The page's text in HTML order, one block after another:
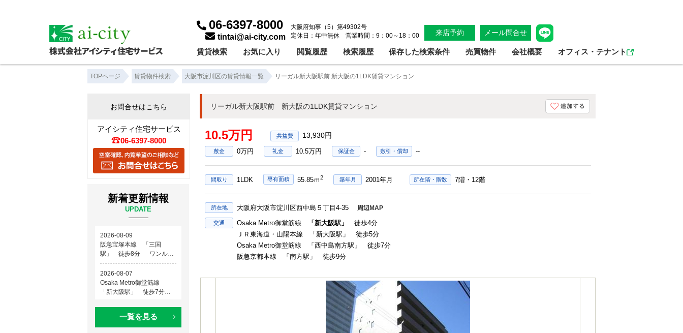
06-6397-8000
tintai@ai-city.com
大阪府知事（5）第49302号
定休日：年中無休 営業時間：9：00～18：00
来店予約 メール問合せ
賃貸検索 お気に入り 閲覧履歴 検索履歴 保存した検索条件 売買物件 会社概要 オフィス・テナント
TOPページ 賃貸物件検索 大阪市淀川区の賃貸情報一覧 リーガル新大阪駅前 新大阪の1LDK賃貸マンション
リーガル新大阪駅前 新大阪の1LDK賃貸マンション
10.5万円 13,930円
敷金 0万円 礼金 10.5万円 保証金 - 敷引・償却 --
間取り 1LDK 専有面積 55.85ｍ2 築年月 2001年月 所在階・階数 7階・12階
所在地 大阪府大阪市淀川区西中島５丁目4-35 周辺MAP
交通 Osaka Metro御堂筋線 「新大阪駅」
徒歩4分
ＪＲ東海道・山陽本線 「新大阪駅」 徒歩5分
Osaka Metro御堂筋線 「西中島南方駅」 徒歩7分
阪急京都本線 「南方駅」 徒歩9分
お問合せはこちら
アイシティ住宅サービス
06-6397-8000
新着更新情報
UPDATE
一覧を見る